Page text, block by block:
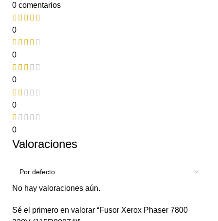
0 comentarios
0
0
0
0
0
Valoraciones
No hay valoraciones aún.
Sé el primero en valorar “Fusor Xerox Phaser 7800